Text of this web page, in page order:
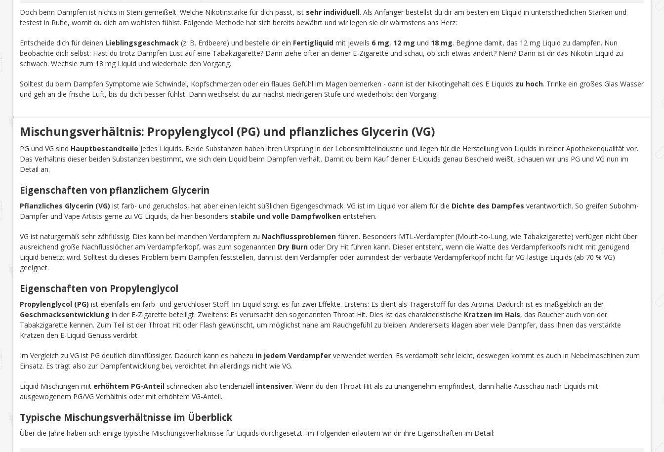
Doch beim Dampfen ist nichts in Stein gemeißelt. Welche Nikotinstärke für dich passt, ist sehr individuell. Als Anfänger bestellst du dir am besten ein Eliquid in unterschiedlichen Stärken und
testest in Ruhe, womit du dich am wohlsten fühlst. Folgende Methode hat sich bereits bewährt und wir legen sie dir wärmstens ans Herz:
Entscheide dich für deinen Lieblingsgeschmack(z. B. Erdbeere) und bestelle dir ein Fertigliquidmit jeweils 6 mg, 12 mg und 18 mg. Beginne damit, das 12 mg Liquid zu dampfen. Nun
beobachte dich selbst: Hast du trotz Dampfen Lust auf eine Tabakzigarette? Dann ziehe öfter an deiner E-Zigarette und schau, ob sich etwas ändert? Nein? Dann ist dir das Nikotin Liquid zu
schwach. Wechsle zum 18 mg Liquid und wiederhole den Vorgang.
Solltest du beim Dampfen Symptome wie Schwindel, Kopfschmerzen oder ein flaues Gefühl im Magen bemerken - dann ist der Nikotingehalt des E Liquids zu hoch. Trinke ein großes Glas Wasser
und geh an die frische Luft, bis du dich besser fühlst. Dann wechselst du zur nächst niedrigeren Stufe und wiederholst den Vorgang.
Mischungsverhältnis: Propylenglycol (PG) und pflanzliches Glycerin (VG)
PG und VG sind Hauptbestandteile jedes Liquids. Beide Substanzen haben ihren Ursprung in der Lebensmittelindustrie und liegen für die Herstellung von Liquids in reiner Apothekenqualität vor.
Das Verhältnis dieser beiden Substanzen bestimmt, wie sich dein Liquid beim Dampfen verhält. Damit du beim Kauf deiner E-Liquids genau Bescheid weißt, schauen wir uns PG und VG nun im
Detail an.
Eigenschaften von pflanzlichem Glycerin
Pflanzliches Glycerin (VG) ist farb- und geruchslos, hat aber einen leicht süßlichen Eigengeschmack. VG ist im Liquid vor allem für die Dichte des Dampfes verantwortlich. So greifen Subohm-
Dampfer und Vape Artists gerne zu VG Liquids, da hier besonders stabile und volle Dampfwolkenentstehen.
VG ist naturgemäß sehr zähflüssig. Dies kann bei manchen Verdampfern zu Nachflussproblemenführen. Besonders MTL-Verdampfer (Mouth-to-Lung, wie Tabakzigarette) verfügen nicht über
ausreichend große Nachflusslöcher am Verdampferkopf, was zum sogenannten Dry Burnoder Dry Hit führen kann. Dieser entsteht, wenn die Watte des Verdampferkopfs nicht mit genügend
Liquid benetzt wird. Solltest du dieses Problem beim Dampfen feststellen, dann ist dein Verdampfer oder zumindest der verbaute Verdampferkopf nicht für VG-lastige Liquids (ab 70 % VG)
geeignet.
Eigenschaften von Propylenglycol
Propylenglycol (PG) ist ebenfalls ein farb- und geruchloser Stoff. Im Liquid sorgt es für zwei Effekte. Erstens: Es dient als Trägerstoff für das Aroma. Dadurch ist es maßgeblich an der
Geschmacksentwicklung in der E-Zigarette beteiligt. Zweitens: Es verursacht den sogenannten Throat Hit. Dies ist das charakteristische Kratzen im Hals, das Raucher auch von der
Tabakzigarette kennen. Zum Teil ist der Throat Hit oder Flash gewünscht, um möglichst nahe am Rauchgefühl zu bleiben. Andererseits klagen aber viele Dampfer, dass ihnen das verstärkte
Kratzen den E-Liquid Genuss verdirbt.
Im Vergleich zu VG ist PG deutlich dünnflüssiger. Dadurch kann es nahezu in jedem Verdampferverwendet werden. Es verdampft sehr leicht, deswegen kommt es auch in Nebelmaschinen zum
Einsatz. Es trägt also zur Dampfentwicklung bei, verdichtet ihn allerdings nicht wie VG.
Liquid Mischungen mit erhöhtem PG-Anteilschmecken also tendenziell intensiver. Wenn du den Throat Hit als zu unangenehm empfindest, dann halte Ausschau nach Liquids mit
ausgewogenem PG/VG Verhältnis oder mit erhöhtem VG-Anteil.
Typische Mischungsverhältnisse im Überblick
Über die Jahre haben sich einige typische Mischungsverhältnisse für Liquids durchgesetzt. Im Folgenden erläutern wir dir ihre Eigenschaften im Detail: